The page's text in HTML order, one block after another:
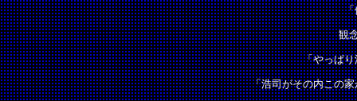
観
「やっぱ
「浩司がその内この